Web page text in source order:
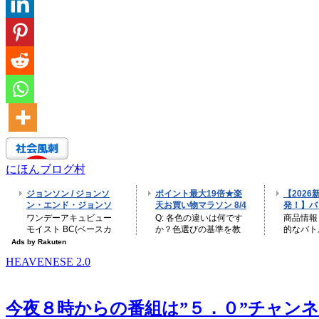
にほんブログ村
HEAVENESE 2.0
今夜８時からの番組は”５．０”チャンネ